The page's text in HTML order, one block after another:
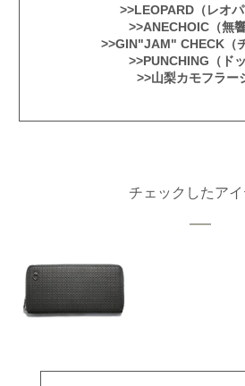
>>LEOPARD（レオ
>>ANECHOIC（無
>>GIN"JAM" CHECK（
>>PUNCHING（ド
>>山梨カモフラー
チェックしたア